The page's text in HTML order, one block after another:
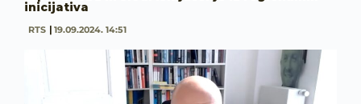
inicijativa
RTS 19.09.2024. 14:51